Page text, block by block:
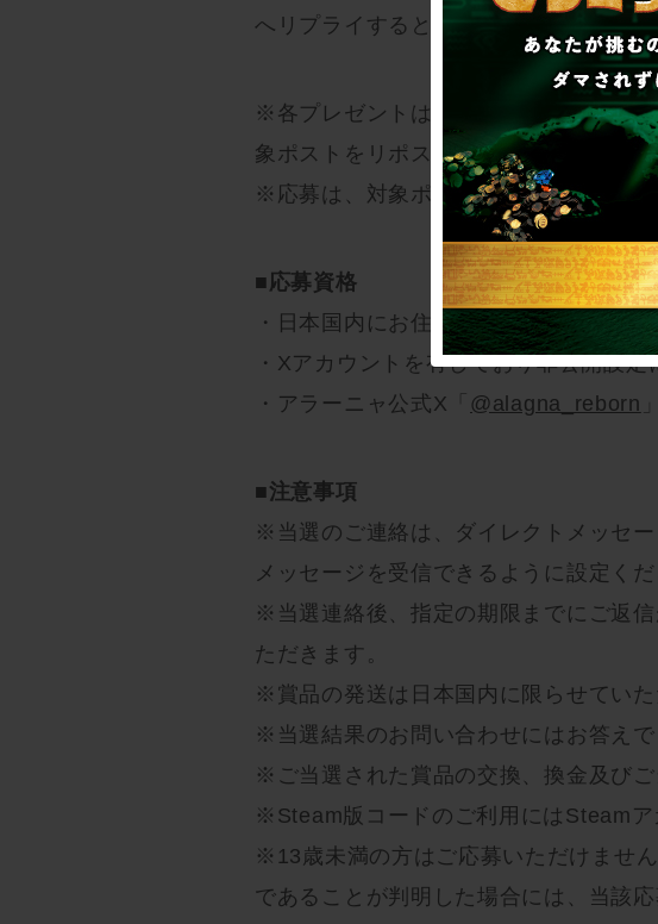
へリプライすると当選確率がアップ！
※各プレゼントは、ウィッシュリスト
象ポストをリポストしている方の中か
※応募は、対象ポストをリポストした
■応募資格
・日本国内にお住まいの方
・Xアカウントを有しており非公開設
・アラーニャ公式X「 @alagna_reborn
■注意事項
※当選のご連絡は、ダイレクトメッセ
メッセージを受信できるように設定くだ
※当選連絡後、指定の期限までにご返
ただきます。
※賞品の発送は日本国内に限らせていた
※当選結果のお問い合わせにはお答えで
※ご当選された賞品の交換、換金及びご
※Steam版コードのご利用にはSteamア
※13歳未満の方はご応募いただけませ
であることが判明した場合には、当該